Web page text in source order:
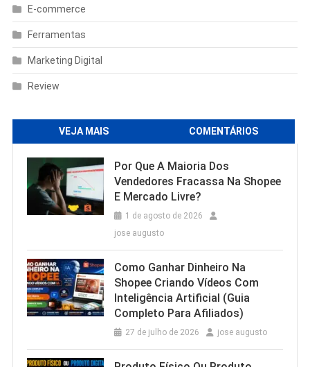
E-commerce
Ferramentas
Marketing Digital
Review
VEJA MAIS COMENTÁRIOS
Por Que A Maioria Dos
Vendedores Fracassa Na Shopee
E Mercado Livre?
1 de agosto de 2026
jose augusto
Como Ganhar Dinheiro Na
Shopee Criando Vídeos Com
Inteligência Artificial (Guia
Completo Para Afiliados)
27 de julho de 2026 jose augusto